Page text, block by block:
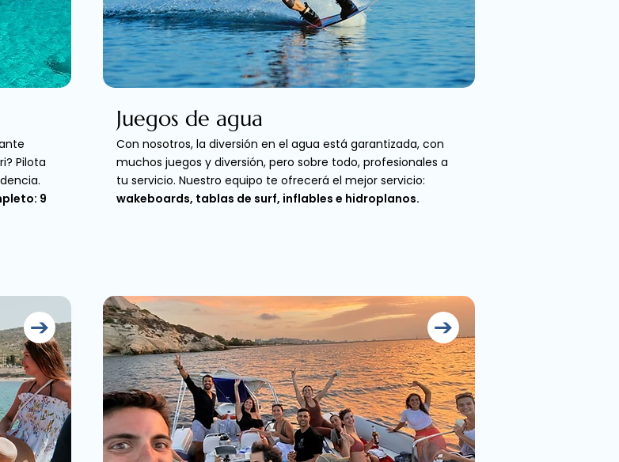
Pilota
9
Juegos de agua
Con nosotros, la diversión en el agua está garantizada, con
muchos juegos y diversión, pero sobre todo, profesionales a
tu servicio. Nuestro equipo te ofrecerá el mejor servicio:
wakeboards, tablas de surf, inflables e hidroplanos.